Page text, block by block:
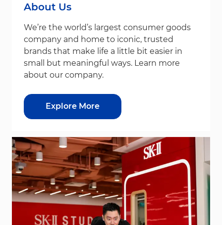
About Us
We’re the world’s largest consumer goods
company and home to iconic, trusted
brands that make life a little bit easier in
small but meaningful ways. Learn more
about our company.
Explore More